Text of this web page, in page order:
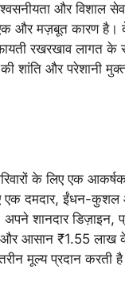
और विशाल
और मज़बूत कारण
रखरखाव लागत के
शांति और परेशानी
के लिए एक
एक दमदार, ईंधन-
शानदार डिज़ाइन,
और आसान ₹1.55 लाख
मूल्य प्रदान करती